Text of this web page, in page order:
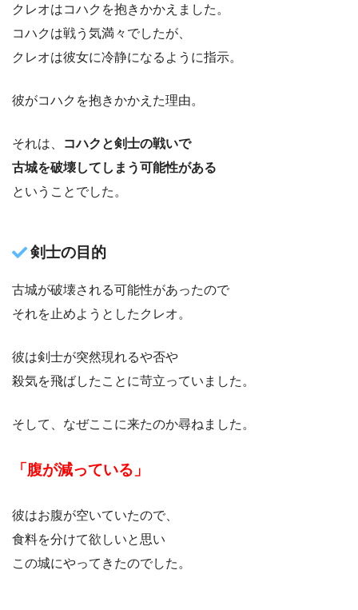
クレオはコハクを抱きかかえました。
コハクは戦う気満々でしたが、
クレオは彼女に冷静になるように指示。
彼がコハクを抱きかかえた理由。
それは、
コハクと剣士の戦いで
古城を破壊してしまう可能性がある
ということでした。
剣士の目的
古城が破壊される可能性があったので
それを止めようとしたクレオ。
彼は剣士が突然現れるや否や
殺気を飛ばしたことに苛立っていました。
そして、なぜここに来たのか尋ねました。
「腹が減っている」
彼はお腹が空いていたので、
食料を分けて欲しいと思い
この城にやってきたのでした。